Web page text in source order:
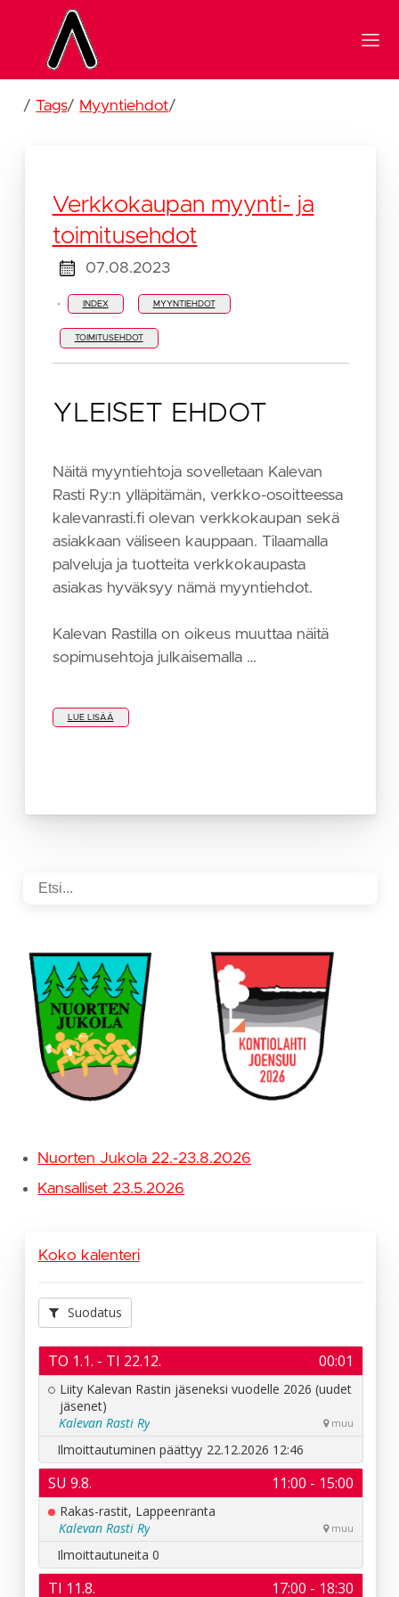
/Tags/ Myyntiehdot/
Verkkokaupan myynti- ja
toimitusehdot
07.08.2023
· INDEX MYYNTIEHDOT
TOIMITUSEHDOT
YLEISET EHDOT
Näitä myyntiehtoja sovelletaan Kalevan
Rasti Ry:n ylläpitämän, verkko-osoitteessa
kalevanrasti.fi olevan verkkokaupan sekä
asiakkaan väliseen kauppaan. Tilaamalla
palveluja ja tuotteita verkkokaupasta
asiakas hyväksyy nämä myyntiehdot.
Kalevan Rastilla on oikeus muuttaa näitä
sopimusehtoja julkaisemalla …
LUE LISÄÄ
Nuorten Jukola 22.-23.8.2026
Kansalliset 23.5.2026
Koko kalenteri